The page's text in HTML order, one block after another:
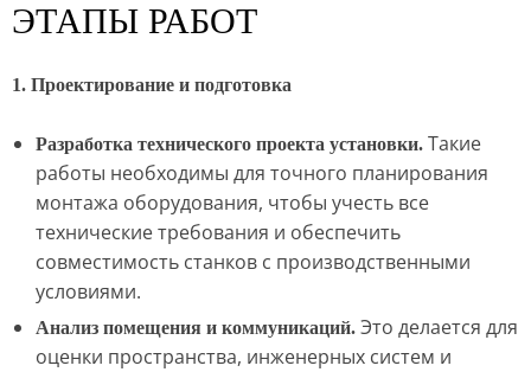
ЭТАПЫ РАБОТ
1. Проектирование и подготовка
Разработка технического проекта установки. Такие
работы необходимы для точного планирования
монтажа оборудования, чтобы учесть все
технические требования и обеспечить
совместимость станков с производственными
условиями.
Анализ помещения и коммуникаций. Это делается для
оценки пространства, инженерных систем и